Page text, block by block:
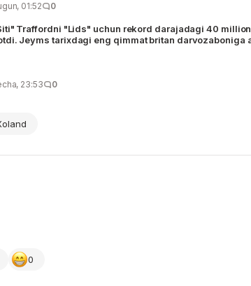
01:52 0
Traffordni "Lids" uchun rekord darajadagi 40
Jeyms tarixdagi eng qimmat britan darvozaboniga
23:53 0
0